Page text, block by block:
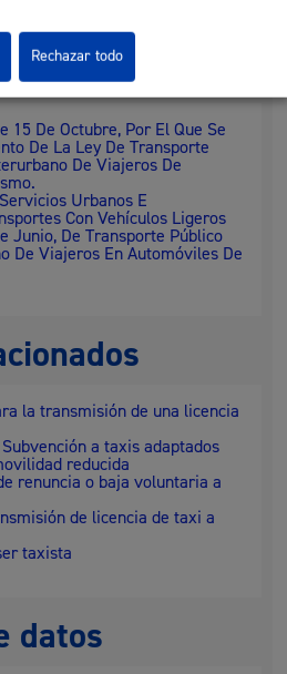
15 De Octubre, Por El Que Se
De La Ley De Transporte
De Viajeros De
Urbanos E
Con Vehículos Ligeros
Junio, De Transporte Público
De Viajeros En Automóviles De
la transmisión de una licencia
a taxis adaptados
reducida
renuncia o baja voluntaria a
de licencia de taxi a
taxista
datos
Rechazar todo